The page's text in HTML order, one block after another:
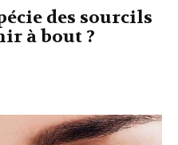
des sourcils
à bout ?